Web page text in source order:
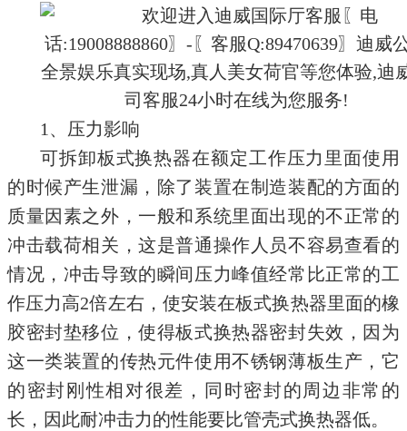
1、压力影响
可拆卸板式换热器在额定工作压力里面使用
的时候产生泄漏，除了装置在制造装配的方面的
质量因素之外，一般和系统里面出现的不正常的
冲击载荷相关，这是普通操作人员不容易查看的
情况，冲击导致的瞬间压力峰值经常比正常的工
作压力高2倍左右，使安装在板式换热器里面的橡
胶密封垫移位，使得板式换热器密封失效，因为
这一类装置的传热元件使用不锈钢薄板生产，它
的密封刚性相对很差，同时密封的周边非常的
长，因此耐冲击力的性能要比管壳式换热器低。